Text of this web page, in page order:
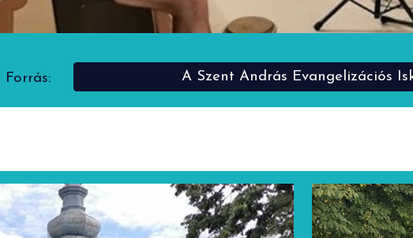
Forrás: A Szent András Evangelizációs